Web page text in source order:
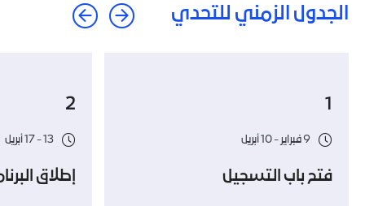
الجدول الزمني للتحدي
1
9 فبراير - 10 أبريل
فتح باب التسجيل
2
13 - 17 أبريل
إطلاق